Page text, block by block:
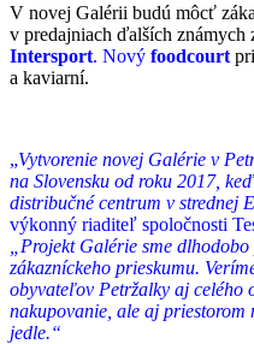
V novej Galérii budú môcť
v predajniach ďalších známych
Intersport. Nový foodcourt
a kaviarní.
„Vytvorenie novej Galérie v
na Slovensku od roku 2017,
distribučné centrum v strednej
výkonný riaditeľ spoločnosti
„Projekt Galérie sme
zákazníckeho prieskumu.
obyvateľov Petržalky aj celého
nakupovanie, ale aj priestorom
jedle.“